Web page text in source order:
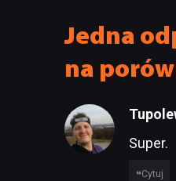
Jedna
na
Super.
Cytuj